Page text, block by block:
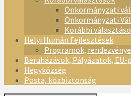
Önkormányzati
Önkormányzati
Korábbi
Helyi Humán Fejlesztések
Programok,
Beruházások, Pályázatok,
Hegyközség
Posta, közbiztonság